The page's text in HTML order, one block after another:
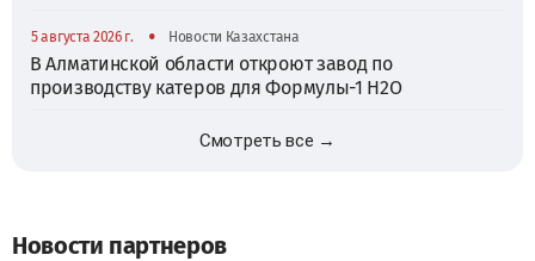
5 августа 2026 г. • Новости Казахстана
В Алматинской области откроют завод по
производству катеров для Формулы-1 H2O
Смотреть все →
Новости партнеров